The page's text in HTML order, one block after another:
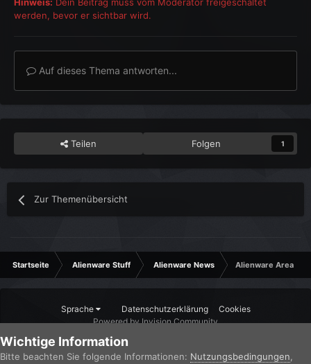
Hinweis: Dein Beitrag muss vom Moderator freigeschaltet
werden, bevor er sichtbar wird.
Auf dieses Thema antworten...
Teilen Folgen 1
Zur Themenübersicht
Startseite Alienware Stuff Alienware News Alienware Area 51
Sprache Datenschutzerklärung
Cookies
Powered by Invision Community
Wichtige Information
Bitte beachten Sie folgende Informationen: Nutzungsbedingungen